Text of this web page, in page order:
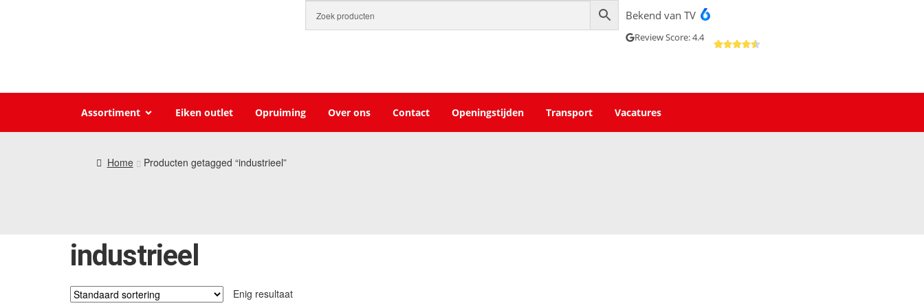
Bekend van TV
Review Score: 4.4
Assortiment Eiken outlet Opruiming Over ons Contact Openingstijden Transport Vacatures
Home Producten getagged “industrieel”
industrieel
Enig resultaat